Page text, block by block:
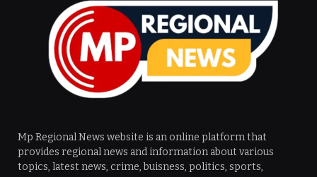
Mp Regional News website is an online platform that
provides regional news and information about various
topics, latest news, crime, buisness, politics, sports,